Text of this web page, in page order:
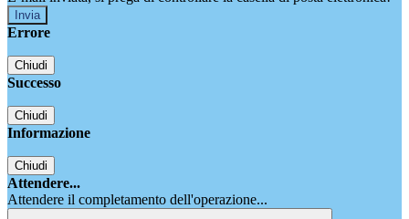
Errore
Chiudi
Successo
Chiudi
Informazione
Chiudi
Attendere...
Attendere il completamento dell'operazione...